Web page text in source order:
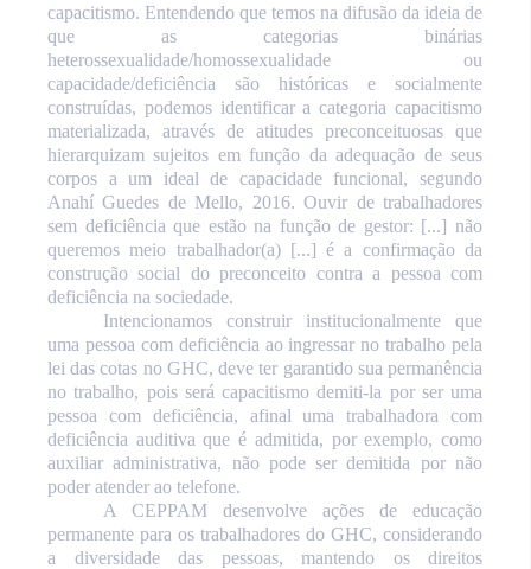
capacitismo. Entendendo que temos na difusão da ideia de
que as categorias binárias
heterossexualidade/homossexualidade ou
capacidade/deficiência são históricas e socialmente
construídas, podemos identificar a categoria capacitismo
materializada, através de atitudes preconceituosas que
hierarquizam sujeitos em função da adequação de seus
corpos a um ideal de capacidade funcional, segundo
Anahí Guedes de Mello, 2016. Ouvir de trabalhadores
sem deficiência que estão na função de gestor: [...] não
queremos meio trabalhador(a) [...] é a confirmação da
construção social do preconceito contra a pessoa com
deficiência na sociedade.
Intencionamos construir institucionalmente que
uma pessoa com deficiência ao ingressar no trabalho pela
lei das cotas no GHC, deve ter garantido sua permanência
no trabalho, pois será capacitismo demiti-la por ser uma
pessoa com deficiência, afinal uma trabalhadora com
deficiência auditiva que é admitida, por exemplo, como
auxiliar administrativa, não pode ser demitida por não
poder atender ao telefone.
A CEPPAM desenvolve ações de educação
permanente para os trabalhadores do GHC, considerando
a diversidade das pessoas, mantendo os direitos